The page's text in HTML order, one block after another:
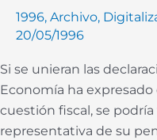
1996, Archivo,
20/05/1996
Si se unieran las
Economía ha
cuestión fiscal, se
representativa de su